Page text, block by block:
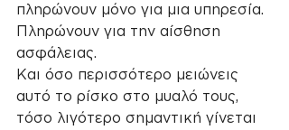
πληρώνουν μόνο για μια υπηρεσία.
Πληρώνουν για την αίσθηση
ασφάλειας.
Και όσο περισσότερο μειώνεις
αυτό το ρίσκο στο μυαλό τους,
τόσο λιγότερο σημαντική γίνεται